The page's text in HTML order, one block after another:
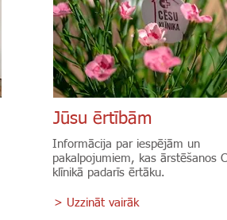
Jūsu ērtībām
Informācija par iespējām un
pakalpojumiem, kas ārstēšanos
klīnikā padarīs ērtāku.
> Uzzināt vairāk